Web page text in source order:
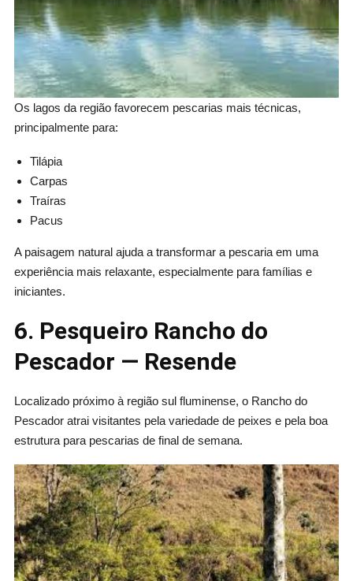
Os lagos da região favorecem pescarias mais técnicas,
principalmente para:
Tilápia
Carpas
Traíras
Pacus
A paisagem natural ajuda a transformar a pescaria em uma
experiência mais relaxante, especialmente para famílias e
iniciantes.
6. Pesqueiro Rancho do
Pescador — Resende
Localizado próximo à região sul fluminense, o Rancho do
Pescador atrai visitantes pela variedade de peixes e pela boa
estrutura para pescarias de final de semana.